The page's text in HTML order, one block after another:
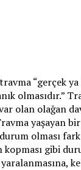
“gerçek
olmasıdır.”
olan olağan
yaşayan
olması
kopması gibi